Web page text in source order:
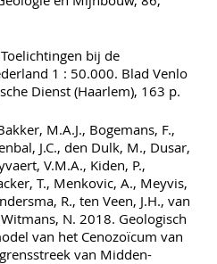
bij de
1 : 50.000. Blad Venlo
Dienst (Haarlem), 163 p.
M.A.J., Bogemans, F.,
J.C., den Dulk, M., Dusar,
V.M.A., Kiden, P.,
T., Menkovic, A., Meyvis,
R., ten Veen, J.H., van
Witmans, N. 2018. Geologisch
van het Cenozoïcum van
van Midden-